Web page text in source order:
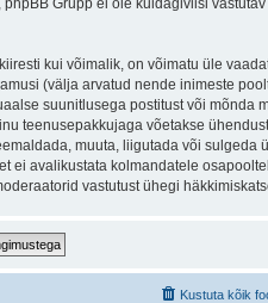
kui võimalik, on võimatu üle
(välja arvatud nende inimeste
suunitlusega postitust või mõnda
teenusepakkujaga võetakse
muuta, liigutada või sulgeda
ei avalikustata kolmandatele
vastutust ühegi
Kustuta kõik